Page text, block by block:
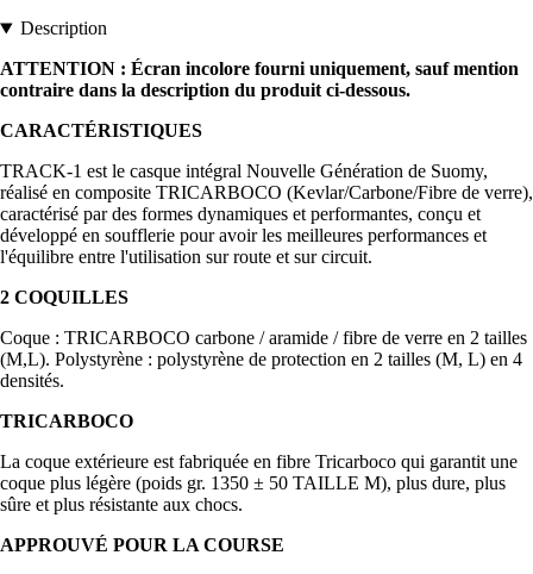
Description
ATTENTION : Écran incolore fourni uniquement, sauf mention
contraire dans la description du produit ci-dessous.
CARACTÉRISTIQUES
TRACK-1 est le casque intégral Nouvelle Génération de Suomy,
réalisé en composite TRICARBOCO (Kevlar/Carbone/Fibre de verre),
caractérisé par des formes dynamiques et performantes, conçu et
développé en soufflerie pour avoir les meilleures performances et
l'équilibre entre l'utilisation sur route et sur circuit.
2 COQUILLES
Coque : TRICARBOCO carbone / aramide / fibre de verre en 2 tailles
(M,L). Polystyrène : polystyrène de protection en 2 tailles (M, L) en 4
densités.
TRICARBOCO
La coque extérieure est fabriquée en fibre Tricarboco qui garantit une
coque plus légère (poids gr. 1350 ± 50 TAILLE M), plus dure, plus
sûre et plus résistante aux chocs.
APPROUVÉ POUR LA COURSE